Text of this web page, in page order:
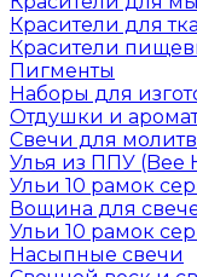
Красители для
Красители
Пигменты
Наборы для
Отдушки и
Свечи для
Улья из ППУ (Bee
Ульи 10 рамок
Вощина для
Ульи 10 рамок
Насыпные свечи